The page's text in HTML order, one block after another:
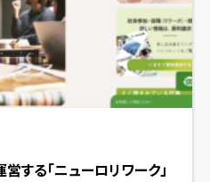
する「ニューロリワーク」